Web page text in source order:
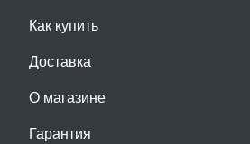
Как купить
Доставка
О магазине
Гарантия